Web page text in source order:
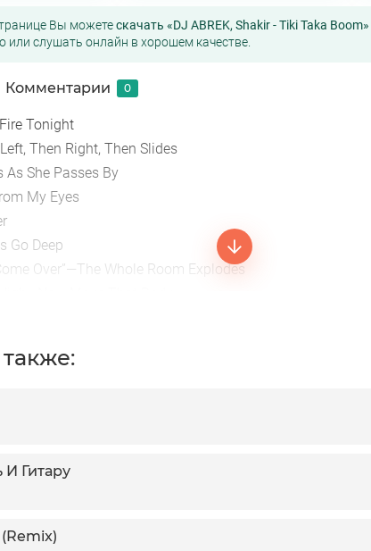
Вы можетескачать «DJ ABREK, Shakir - Tiki Taka Boom»
или слушать онлайн в хорошем качестве.
Комментарии 0
Tonight
Then Right, Then Slides
As She Passes By
My Eyes
Go Deep
Over”—The Whole Room Explodes
также:
Гитару